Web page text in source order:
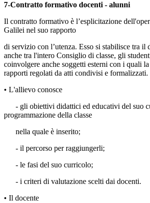
7-Contratto formativo docenti - alunni
Il contratto formativo è l’esplicitazione
Galilei nel suo rapporto
di servizio con l’utenza. Esso si stabilisce tra il
anche tra l'intero Consiglio di classe, gli
coinvolgere anche soggetti esterni con i quali
rapporti regolati da atti condivisi e formalizzati.
• L'allievo conosce
- gli obiettivi didattici ed educativi del suo
programmazione della classe
nella quale è inserito;
- il percorso per raggiungerli;
- le fasi del suo curricolo;
- i criteri di valutazione scelti dai docenti.
• Il docente